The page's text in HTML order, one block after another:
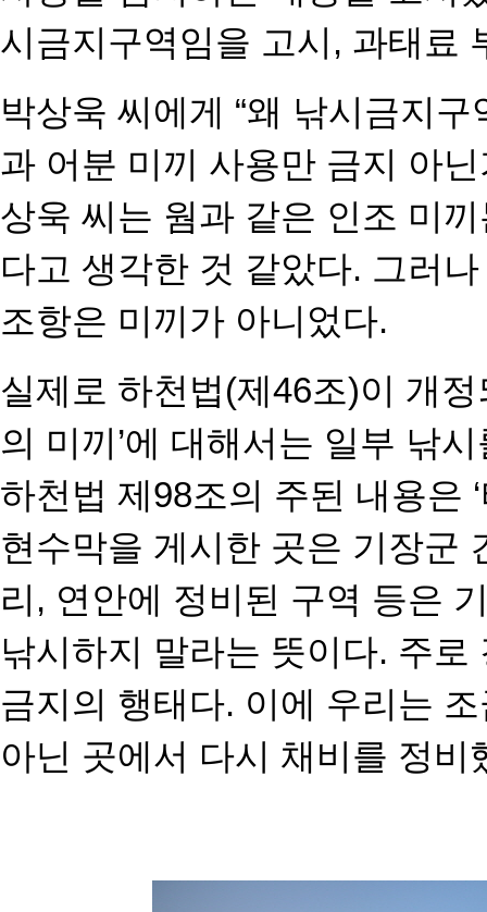
시금지구역임을 고시, 과태료
박상욱 씨에게 “왜 낚시금지
과 어분 미끼 사용만 금지 아
상욱 씨는 웜과 같은 인조 미
다고 생각한 것 같았다. 그러
조항은 미끼가 아니었다.
실제로 하천법(제46조)이 개
의 미끼’에 대해서는 일부 낚
하천법 제98조의 주된 내용은
현수막을 게시한 곳은 기장군
리, 연안에 정비된 구역 등은
낚시하지 말라는 뜻이다. 주로
금지의 행태다. 이에 우리는
아닌 곳에서 다시 채비를 정비